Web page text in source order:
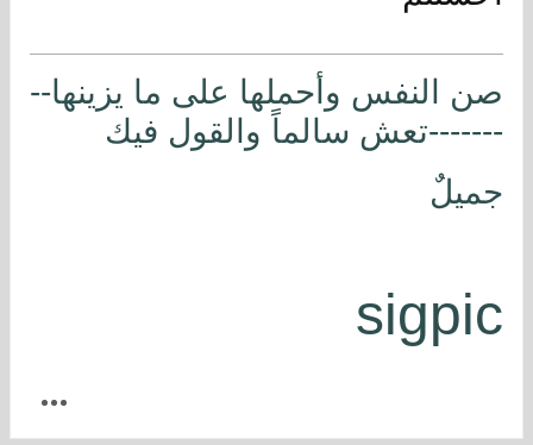
صن النفس وأحملها على ما يزينها--
-------تعش سالماً والقول فيك
جميلٌ
sigpic